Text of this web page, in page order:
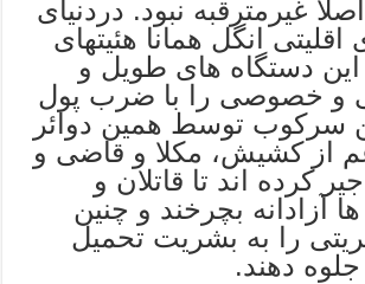
غیرمترقبه نبود. دردنیای
انگل همانا هئیتهای
دستگاه های طویل و
و خصوصی را با ضرب پول
سرکوب توسط همین دوائر
از کشیش، مکلا و قاضی و
کرده اند تا قاتلان و
آزادانه بچرخند و چنین
را به بشریت تحمیل
دهند.